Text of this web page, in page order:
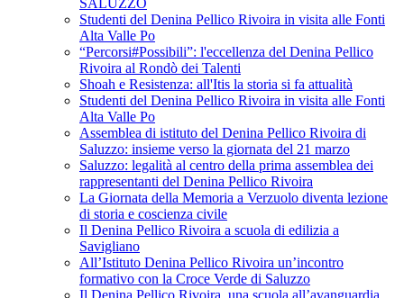
SALUZZO
Studenti del Denina Pellico Rivoira in visita alle Fonti
Alta Valle Po
“Percorsi#Possibili”: l'eccellenza del Denina Pellico
Rivoira al Rondò dei Talenti
Shoah e Resistenza: all'Itis la storia si fa attualità
Studenti del Denina Pellico Rivoira in visita alle Fonti
Alta Valle Po
Assemblea di istituto del Denina Pellico Rivoira di
Saluzzo: insieme verso la giornata del 21 marzo
Saluzzo: legalità al centro della prima assemblea dei
rappresentanti del Denina Pellico Rivoira
La Giornata della Memoria a Verzuolo diventa lezione
di storia e coscienza civile
Il Denina Pellico Rivoira a scuola di edilizia a
Savigliano
All’Istituto Denina Pellico Rivoira un’incontro
formativo con la Croce Verde di Saluzzo